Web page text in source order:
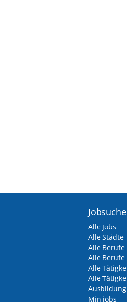
Jobsuche
Alle Jobs
Alle Städte
Alle Berufe
Alle Berufe
Alle
Alle
Ausbildung
Minijobs